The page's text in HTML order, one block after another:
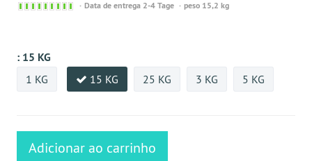
Sofort
Data de entrega 2-4 Tage peso 15,2 kg
: 15 KG
1 KG 15 KG 25 KG 3 KG 5 KG
Adicionar ao carrinho